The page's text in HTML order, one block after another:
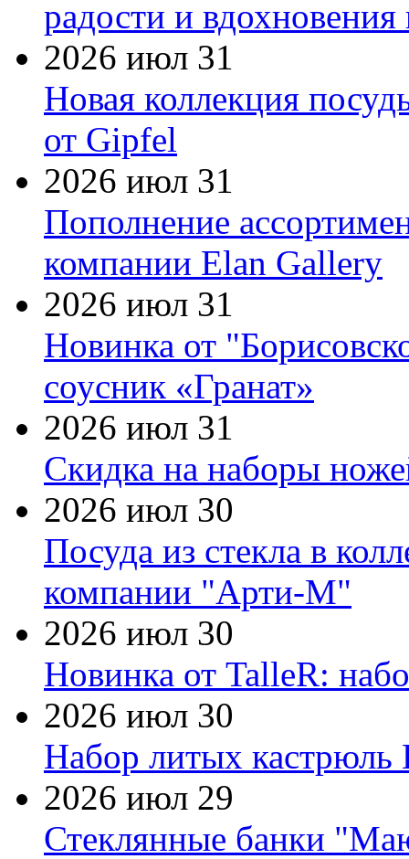
радости и
2026 июл 31
Новая коллекция
от Gipfel
2026 июл 31
Пополнение
компании Elan Gallery
2026 июл 31
Новинка от
соусник «Гранат»
2026 июл 31
Скидка на наборы
2026 июл 30
Посуда из стекла в
компании "Арти-М"
2026 июл 30
Новинка от TalleR:
2026 июл 30
Набор литых кастрюль
2026 июл 29
Стеклянные банки